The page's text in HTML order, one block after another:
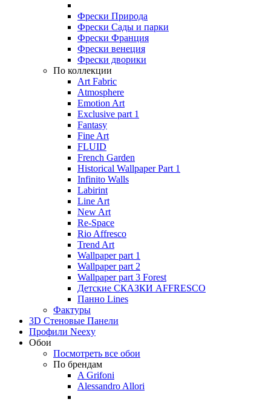
Фрески Природа
Фрески Сады и парки
Фрески Франция
Фрески венеция
Фрески дворики
По коллекции
Art Fabric
Atmosphere
Emotion Art
Exclusive part 1
Fantasy
Fine Art
FLUID
French Garden
Historical Wallpaper Part 1
Infinito Walls
Labirint
Line Art
New Art
Re-Space
Rio Affresco
Trend Art
Wallpaper part 1
Wallpaper part 2
Wallpaper part 3 Forest
Детские СКАЗКИ AFFRESCO
Панно Lines
Фактуры
3D Стеновые Панели
Профили Neexy
Обои
Посмотреть все обои
По брендам
A Grifoni
Alessandro Allori